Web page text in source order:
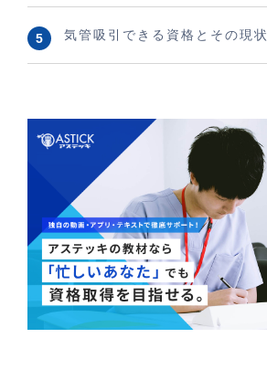
気管吸引できる資格とその現状